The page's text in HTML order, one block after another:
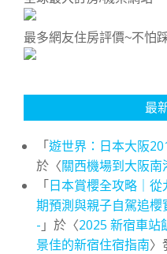
最多網友住房評價~不怕
最
「遊世界：日本大阪
於〈關西機場到大阪南
「日本賞櫻全攻略｜
期預測與親子自駕追
- 」於〈2025 新宿車站
景佳的新宿住宿指南〉